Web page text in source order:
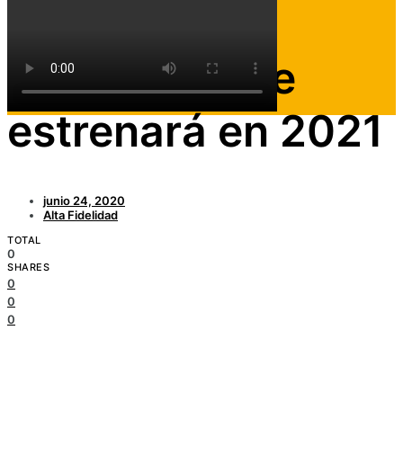
Shyamalan se
estrenará en 2021
junio 24, 2020
Alta Fidelidad
TOTAL
0
SHARES
0
0
0